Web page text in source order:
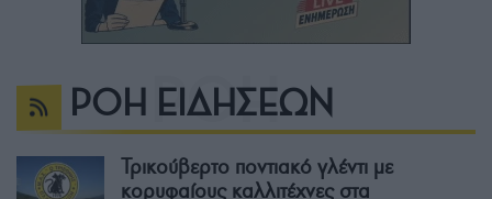
ΡΟΗ ΕΙΔΗΣΕΩΝ
Τρικούβερτο ποντιακό γλέντι με
κορυφαίους καλλιτέχνες στα